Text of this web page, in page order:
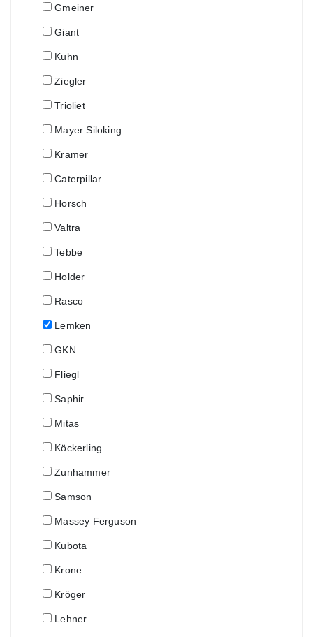
Gmeiner
Giant
Kuhn
Ziegler
Trioliet
Mayer Siloking
Kramer
Caterpillar
Horsch
Valtra
Tebbe
Holder
Rasco
Lemken
GKN
Fliegl
Saphir
Mitas
Köckerling
Zunhammer
Samson
Massey Ferguson
Kubota
Krone
Kröger
Lehner